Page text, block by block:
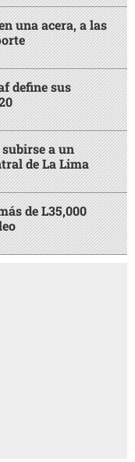
una acera, a las
define sus
a un
de La Lima
de L35,000